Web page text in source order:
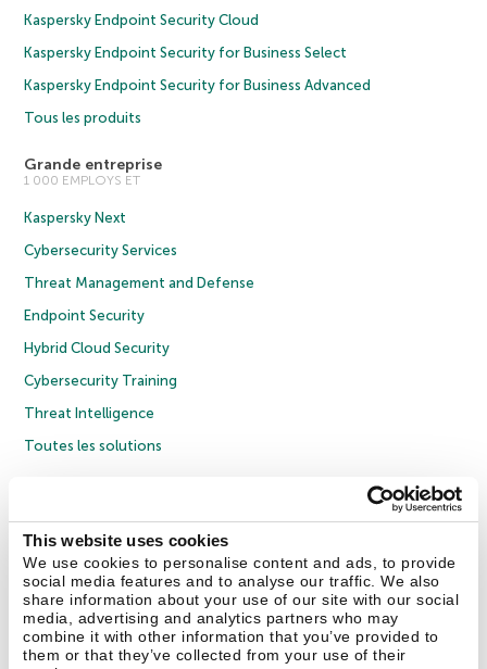
This website uses cookies
We use cookies to personalise content and ads, to provide
social media features and to analyse our traffic. We also
share information about your use of our site with our social
media, advertising and analytics partners who may
combine it with other information that you’ve provided to
them or that they’ve collected from your use of their
Kaspersky Endpoint Security Cloud
Kaspersky Endpoint Security for Business Select
Kaspersky Endpoint Security for Business Advanced
Tous les produits
Grande entreprise
1 000 EMPLOYS ET
Kaspersky Next
Cybersecurity Services
Threat Management and Defense
Endpoint Security
Hybrid Cloud Security
Cybersecurity Training
Threat Intelligence
Toutes les solutions
Politique de confidentialité
Contrat de licence entreprises
Cookies
Nous contacter À propos Partenaires Blog Communiqués de presse
Securelist Eugene Personal Blog Encyclopédie de Kaspersky